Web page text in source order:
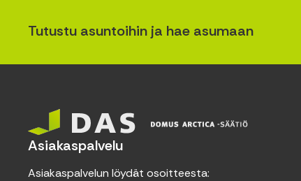
Tutustu asuntoihin ja hae asumaan
Asiakaspalvelu
Asiakaspalvelun löydät osoitteesta: